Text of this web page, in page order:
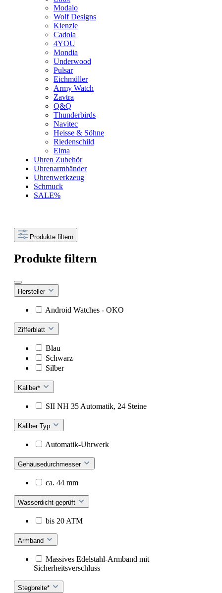
Modalo
Wolf Designs
Kienzle
Cadola
4YOU
Mondia
Underwood
Pulsar
Eichmüller
Army Watch
Zavtra
Q&Q
Thunderbirds
Navitec
Heisse & Söhne
Riedenschild
Elma
Uhren Zubehör
Uhrenarmbänder
Uhrenwerkzeug
Schmuck
SALE%
Produkte filtern
Produkte filtern
Hersteller
Android Watches - OKO
Zifferblatt
Blau
Schwarz
Silber
Kaliber*
SII NH 35 Automatik, 24 Steine
Kaliber Typ
Automatik-Uhrwerk
Gehäusedurchmesser
ca. 44 mm
Wasserdicht geprüft
bis 20 ATM
Armband
Massives Edelstahl-Armband mit
Sicherheitsverschluss
Stegbreite*